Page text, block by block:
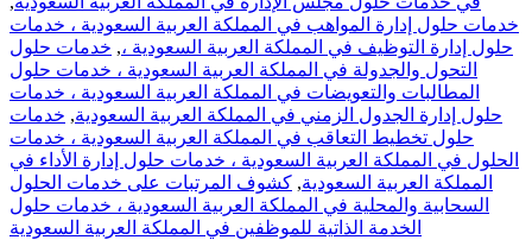
خدمات حلول إدارة المواهب في المملكة العربية السعودية ، خدمات
حلول إدارة التوظيف في المملكة العربية السعودية ،, خدمات حلول
التحول والجدولة في المملكة العربية السعودية ، خدمات حلول
المطالبات والتعويضات في المملكة العربية السعودية ، خدمات
حلول إدارة الجدول الزمني في المملكة العربية السعودية, خدمات
حلول تخطيط التعاقب في المملكة العربية السعودية ، خدمات
الحلول في المملكة العربية السعودية ، خدمات حلول إدارة الأداء في
المملكة العربية السعودية, كشوف المرتبات على خدمات الحلول
السحابية والمحلية في المملكة العربية السعودية ، خدمات حلول
الخدمة الذاتية للموظفين في المملكة العربية السعودية